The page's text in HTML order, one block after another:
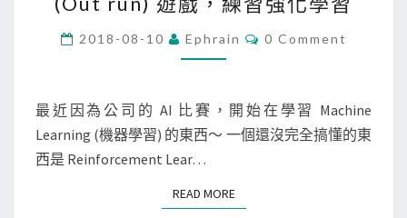
e
f
o
A
r
c
d
L
]
在
a
c
上
裝
2018-08-10 Ephrain
C
N
T
S
0 Comment
最近因為公司的 AI 比賽，開始在學習 Machine
Learning (機器學習) 的東西～ 一個還沒完全搞懂的東
西是 Reinforcement Lear…
READ MOREREAD MORE